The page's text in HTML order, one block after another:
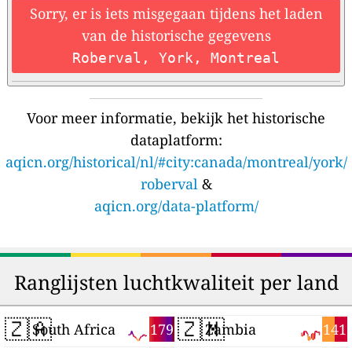
Sorry, er is iets misgegaan tijdens het laden
van de historische gegevens
Roberval, York, Montreal
Voor meer informatie, bekijk het historische
dataplatform:
aqicn.org/historical/nl/#city:canada/montreal/york/
roberval&
aqicn.org/data-platform/
Ranglijsten luchtkwaliteit per land
🇿🇦 179
South Africa 🇿🇲 141
Zambia